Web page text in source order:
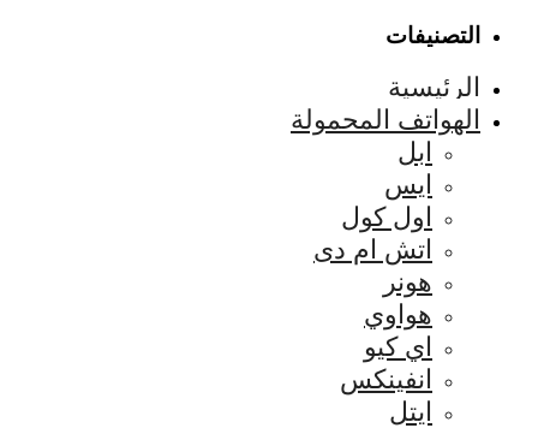
التصنيفات
الرئيسية
الهواتف المحمولة
ابل
ايس
اول كول
اتش ام دى
هونر
هواوي
اي كيو
انفينكس
ايتل